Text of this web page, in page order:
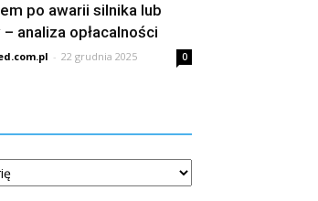
po awarii silnika lub
analiza opłacalności
- 22 grudnia 2025 0